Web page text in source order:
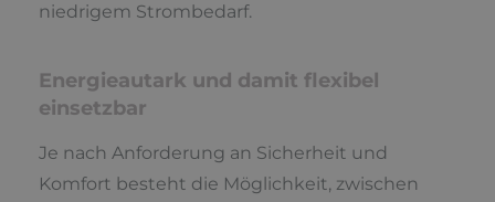
niedrigem Strombedarf.
Energieautark und damit flexibel
einsetzbar
Je nach Anforderung an Sicherheit und
Komfort besteht die Möglichkeit, zwischen